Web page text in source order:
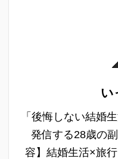
い
「後悔しない結婚
発信する28歳の
容】結婚生活×旅